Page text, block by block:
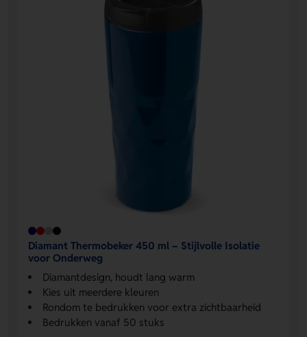
Diamant Thermobeker 450 ml – Stijlvolle Isolatie
voor Onderweg
Diamantdesign, houdt lang warm
Kies uit meerdere kleuren
Rondom te bedrukken voor extra zichtbaarheid
Bedrukken vanaf 50 stuks